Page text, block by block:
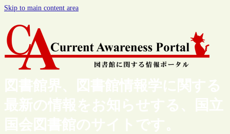
Skip to main content area
図書館界、図書館情報学に関する
最新の情報をお知らせする、国立
国会図書館のサイトです。